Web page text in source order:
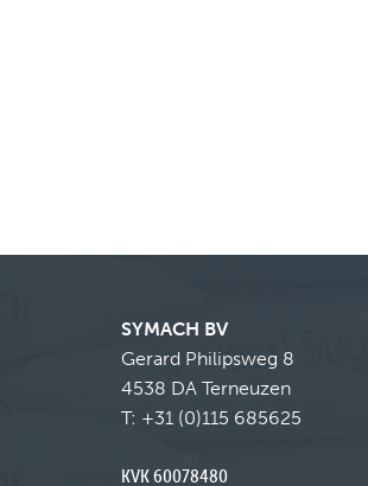
SYMACH BV
Gerard Philipsweg 8
4538 DA Terneuzen
T: +31 (0)115 685625
KVK 60078480